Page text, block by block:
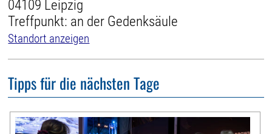
04109 Leipzig
Treffpunkt: an der Gedenksäule
Standort anzeigen
Tipps für die nächsten Tage